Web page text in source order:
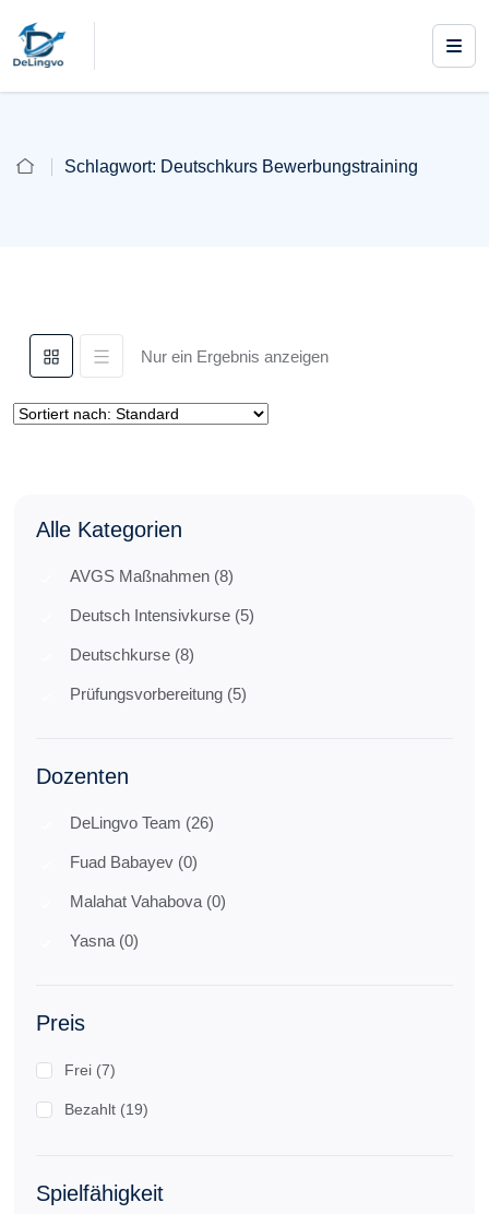
Schlagwort: Deutschkurs Bewerbungstraining
Nur ein Ergebnis anzeigen
Alle Kategorien
AVGS Maßnahmen (8)
Deutsch Intensivkurse (5)
Deutschkurse (8)
Prüfungsvorbereitung (5)
Dozenten
DeLingvo Team (26)
Fuad Babayev (0)
Malahat Vahabova (0)
Yasna (0)
Preis
Frei (7)
Bezahlt (19)
Spielfähigkeit